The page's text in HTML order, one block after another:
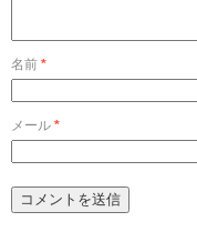
名前 *
メール *